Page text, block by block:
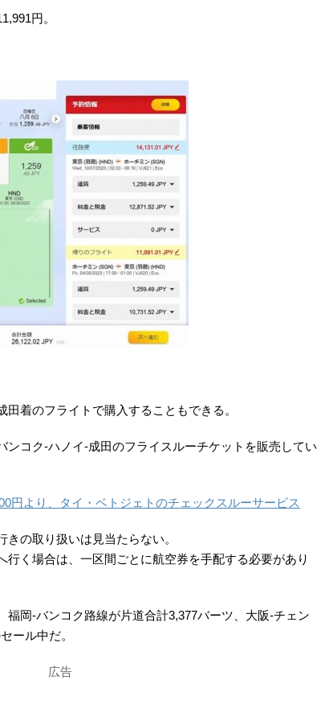
円。
着のフライトで購入することもできる。
ンコク-ハノイ-成田のフライスルーチケットを販売してい
円より、タイ・ベトジェトのチェックスルーサービス
の取り扱いは見当たらない。
行く場合は、一区間ごとに航空券を手配する必要があり
福岡-バンコク路線が片道合計3,377バーツ、大阪-チェン
ール中だ。
広告